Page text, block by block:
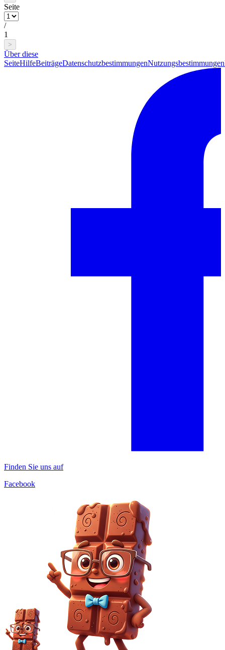
Seite
/
1
>
Über diese
SeiteHilfeBeiträgeDatenschutzbestimmungenNutzungsbestimmungen
Finden Sie uns auf
Facebook